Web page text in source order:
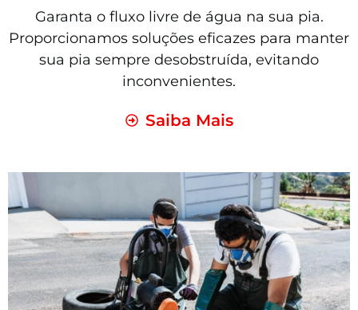
Garanta o fluxo livre de água na sua pia.
Proporcionamos soluções eficazes para manter
sua pia sempre desobstruída, evitando
inconvenientes.
Saiba Mais